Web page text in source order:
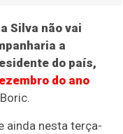
Silva não vai
a
do país,
do ano
ainda nesta terça-